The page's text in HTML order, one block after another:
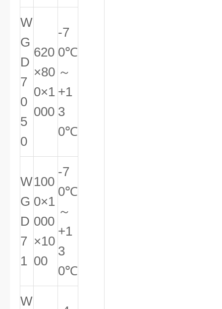
W
G
D
7
0
5
0
620
×80
0×1
000
-7
0℃
～
+1
3
0℃
W
G
D
7
1
100
0×1
000
×10
00
-7
0℃
～
+1
3
0℃
W